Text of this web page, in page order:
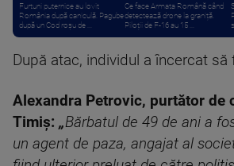
Furtuni puternice au lovit
România după caniculă. Pagube
după un Cod roşu de ...
Ce face Armata Română când
detectează drone la graniță.
Piloții de F-16 au 15 ...
După atac, individul a încercat să
Alexandra Petrovic, purtător de
Timiș: „Bărbatul de 49 de ani a
un agent de paza, angajat al